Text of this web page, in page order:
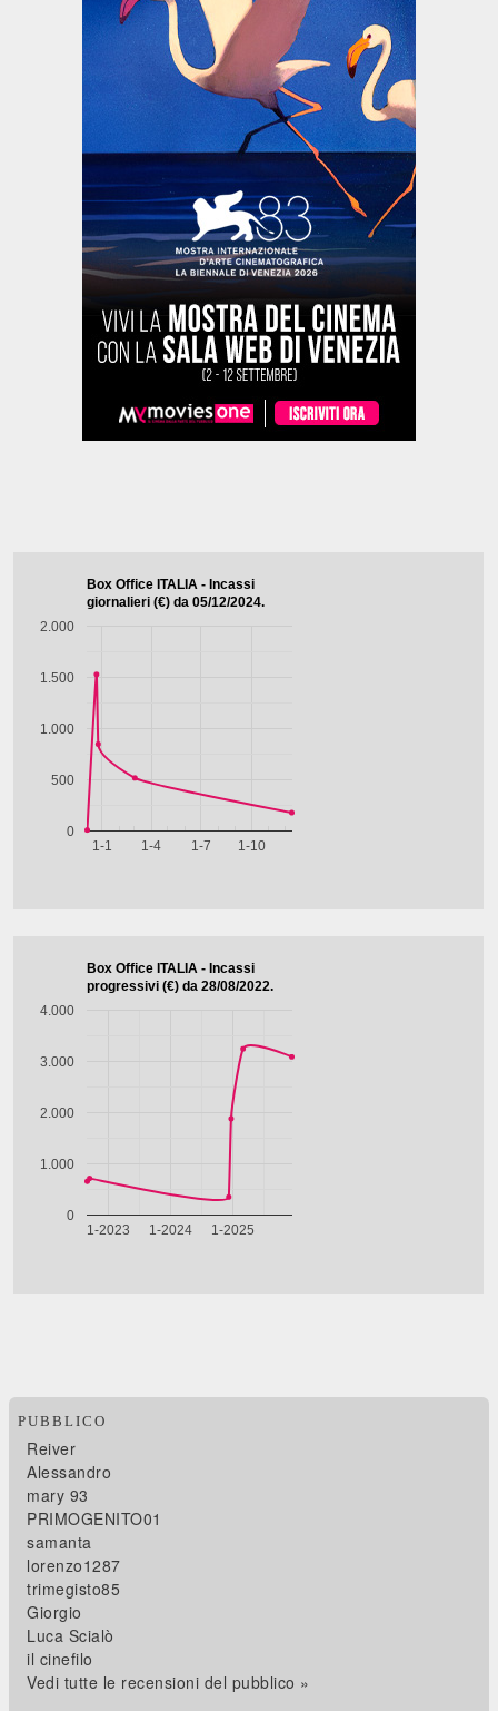
PUBBLICO
Reiver
Alessandro
mary 93
PRIMOGENITO01
samanta
lorenzo1287
trimegisto85
Giorgio
Luca Scialò
il cinefilo
Vedi tutte le recensioni del pubblico »